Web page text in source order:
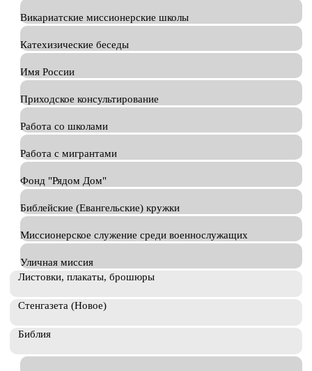
Викариатские миссионерские школы
Катехизические беседы
Имя России
Приходское консультирование
Работа со школами
Работа с мигрантами
Фонд "Рядом Дом"
Библейские (Евангельские) кружки
Миссионерское служение среди военнослужащих
Уличная миссия
Листовки, плакаты, брошюры
Стенгазета (Новое)
Библия